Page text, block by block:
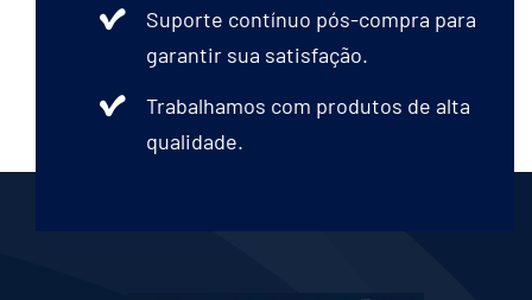
Suporte contínuo pós-compra para
garantir sua satisfação.
Trabalhamos com produtos de alta
qualidade.